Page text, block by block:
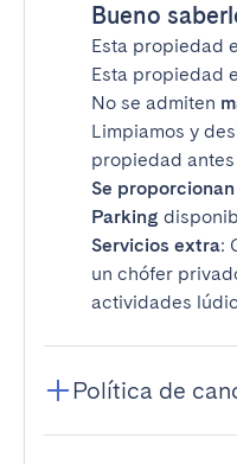
Bueno
Esta propiedad
Esta propiedad
No se admiten
Limpiamos y
propiedad
Se
Parking
Servicios extra:
un chófer
actividades
Política de